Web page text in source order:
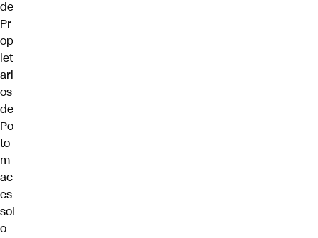
de
Pr
op
iet
ari
os
de
Po
to
m
ac
es
sol
o